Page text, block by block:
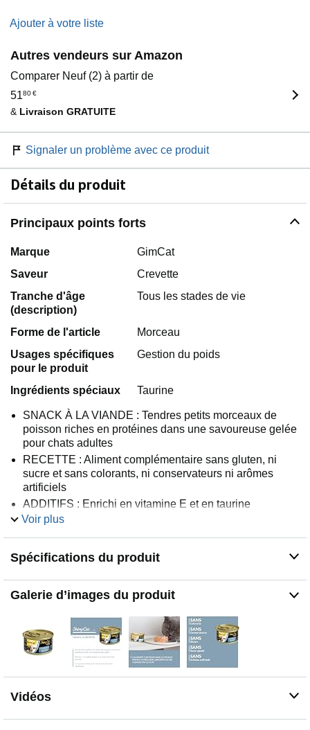
Ajouter à votre liste
Autres vendeurs sur Amazon
Comparer Neuf (2) à partir de
5180€
& Livraison GRATUITE
Signaler un problème avec ce produit
Détails du produit
Principaux points forts
Marque
GimCat
Saveur
Crevette
Tranche d'âge
(description)
Tous les stades de vie
Forme de l'article
Morceau
Usages spécifiques
pour le produit
Gestion du poids
Ingrédients spéciaux Taurine
SNACK À LA VIANDE : Tendres petits morceaux de
poisson riches en protéines dans une savoureuse gelée
pour chats adultes
RECETTE : Aliment complémentaire sans gluten, ni
sucre et sans colorants, ni conservateurs ni arômes
artificiels
ADDITIFS : Enrichi en vitamine E et en taurine
précieuse pour soutenir l’acuité visuelle et la fonction
chlorure de potassium crevettes (4,5 %), riz, chlorure de
CONTIENT : 24 boîtes 70 g GimCat Shiny Cat in Jelly
un pourcentage élevé de poisson comme complément
alimentaire pour chats
Voir plus
Spécifications du produit
Galerie d’images du produit
Vidéos